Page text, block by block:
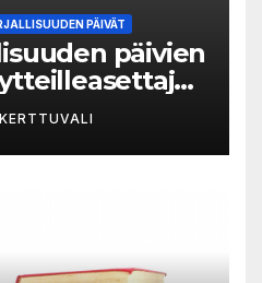
PÄIVÄT
päivien
KERTTUVALI